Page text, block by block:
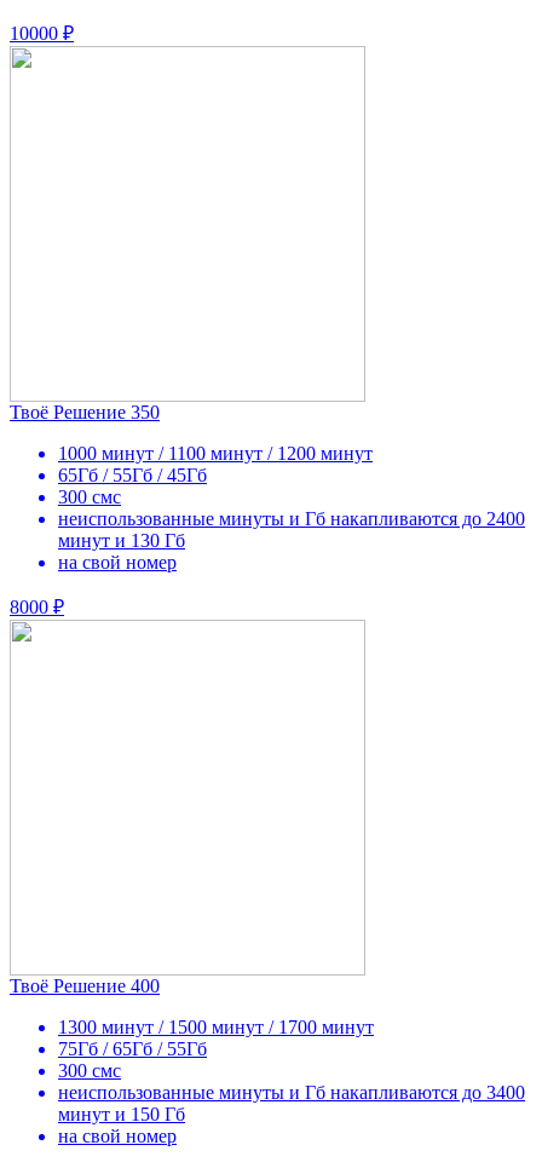
10000 ₽
Твоё Решение 350
1000 минут / 1100 минут / 1200 минут
65Гб / 55Гб / 45Гб
300 смс
неиспользованные минуты и Гб накапливаются до 2400
минут и 130 Гб
на свой номер
8000 ₽
Твоё Решение 400
1300 минут / 1500 минут / 1700 минут
75Гб / 65Гб / 55Гб
300 смс
неиспользованные минуты и Гб накапливаются до 3400
минут и 150 Гб
на свой номер